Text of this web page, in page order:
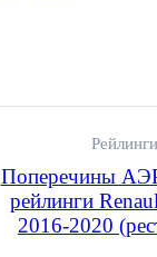
Рейлинги
Поперечины
рейлинги
2016-2020